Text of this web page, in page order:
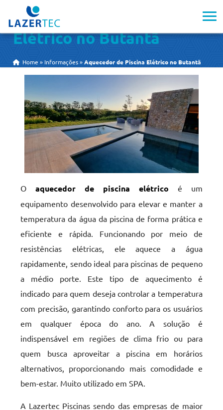
Aquecedor de Piscina
Elétrico no Butantã
Home » Informações »Aquecedor de Piscina Elétrico no Butantã
Oaquecedor de piscina elétrico é um
equipamento desenvolvido para elevar e manter a
temperatura da água da piscina de forma prática e
eficiente e rápida. Funcionando por meio de
resistências elétricas, ele aquece a água
rapidamente, sendo ideal para piscinas de pequeno
a médio porte. Este tipo de aquecimento é
indicado para quem deseja controlar a temperatura
com precisão, garantindo conforto para os usuários
em qualquer época do ano. A solução é
indispensável em regiões de clima frio ou para
quem busca aproveitar a piscina em horários
alternativos, proporcionando mais comodidade e
bem-estar. Muito utilizado em SPA.
A Lazertec Piscinas sendo das empresas de maior